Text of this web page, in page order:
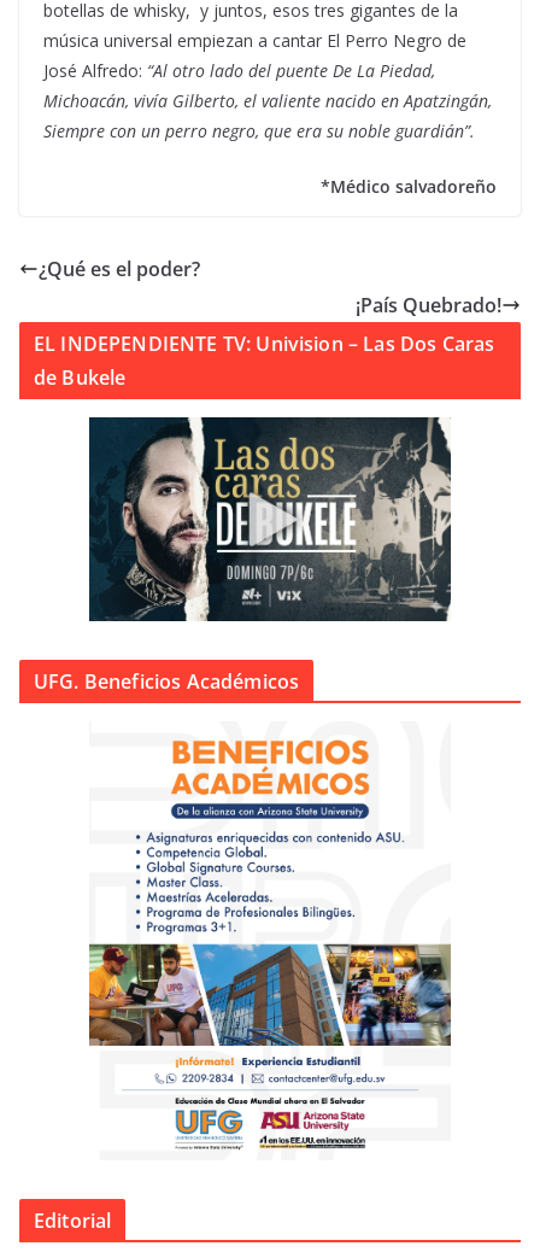
botellas de whisky, y juntos, esos tres gigantes de la
música universal empiezan a cantar El Perro Negro de
José Alfredo: “Al otro lado del puente De La Piedad,
Michoacán, vivía Gilberto, el valiente nacido en Apatzingán,
Siempre con un perro negro, que era su noble guardián”.
*Médico salvadoreño
¿Qué es el poder?
¡País Quebrado!
EL INDEPENDIENTE TV: Univision – Las Dos Caras
de Bukele
UFG. Beneficios Académicos
Editorial